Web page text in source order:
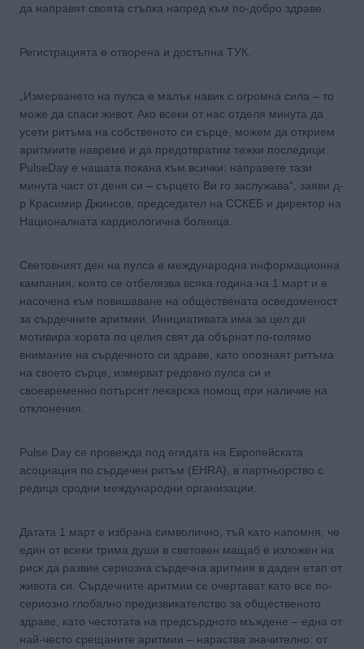
да направят своята стъпка напред към по-добро здраве.
Регистрацията е отворена и достъпна ТУК.
„Измерването на пулса е малък навик с огромна сила – то
може да спаси живот. Ако всеки от нас отделя минута да
усети ритъма на собственото си сърце, можем да открием
аритмиите навреме и да предотвратим тежки последици.
PulseDay е нашата покана към всички: направете тази
минута част от деня си – сърцето Ви го заслужава“, заяви д-
р Красимир Джинсов, председател на ССКЕБ и директор на
Националната кардиологична болница.
Световният ден на пулса е международна информационна
кампания, която се отбелязва всяка година на 1 март и е
насочена към повишаване на обществената осведоменост
за сърдечните аритмии. Инициативата има за цел да
мотивира хората по целия свят да обърнат по-голямо
внимание на сърдечното си здраве, като опознаят ритъма
на своето сърце, измерват редовно пулса си и
своевременно потърсят лекарска помощ при наличие на
отклонения.
Pulse Day се провежда под егидата на Европейската
асоциация по сърдечен ритъм (EHRA), в партньорство с
редица сродни международни организации.
Датата 1 март е избрана символично, тъй като напомня, че
един от всеки трима души в световен мащаб е изложен на
риск да развие сериозна сърдечна аритмия в даден етап от
живота си. Сърдечните аритмии се очертават като все по-
сериозно глобално предизвикателство за общественото
здраве, като честотата на предсърдното мъждене – една от
най-често срещаните аритмии – нараства значително: от